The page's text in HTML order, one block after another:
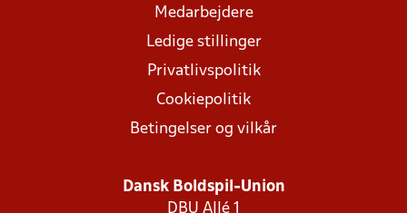
Medarbejdere
Ledige stillinger
Privatlivspolitik
Cookiepolitik
Betingelser og vilkår
Dansk Boldspil-Union
DBU Allé 1